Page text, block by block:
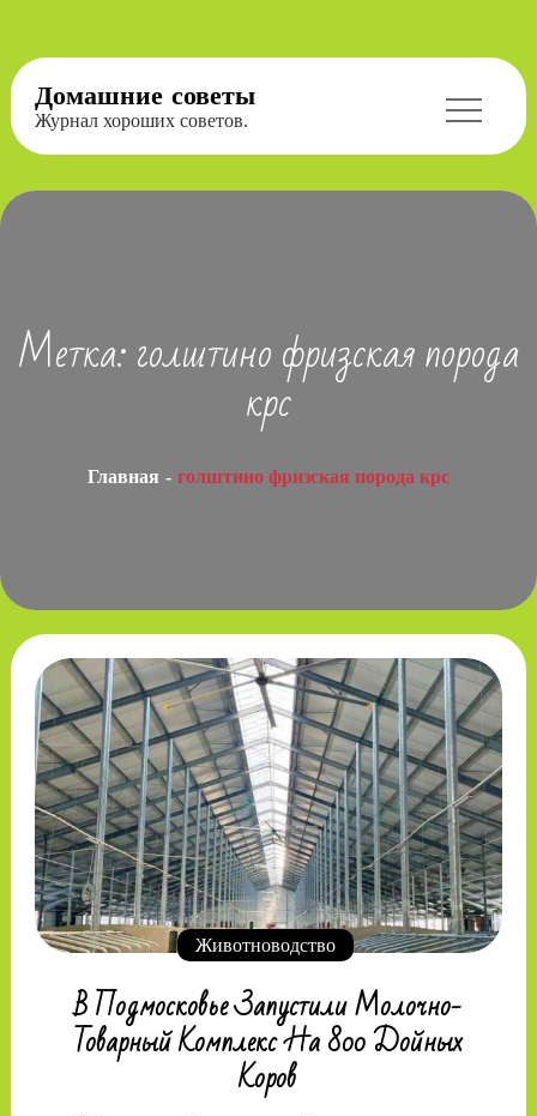
Перейти
содержимому
Домашние советы
Журнал хороших советов.
Метка:голштино фризская порода
крс
Главная голштино фризская порода крс
Животноводство
В Подмосковье Запустили Молочно-
Товарный Комплекс На 800 Дойных
Коров